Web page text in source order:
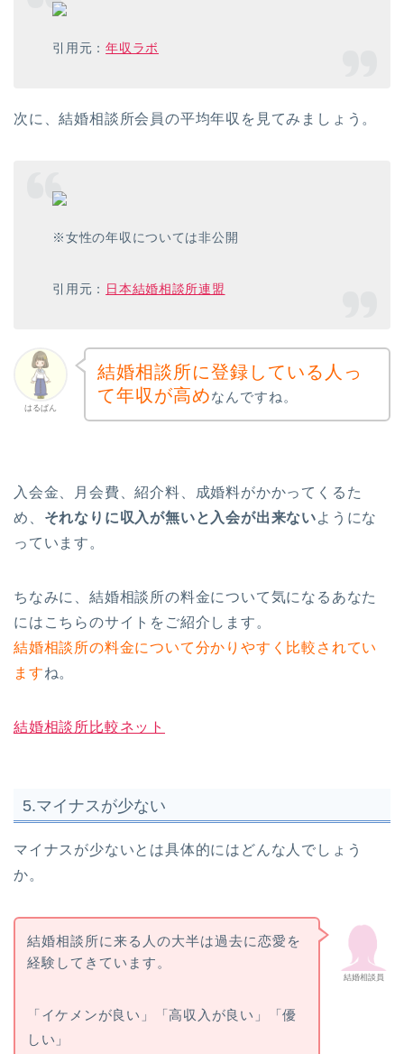
引用元：年収ラボ
次に、結婚相談所会員の平均年収を見てみましょう。
※女性の年収については非公開
引用元： 日本結婚相談所連盟
はるぱん
結婚相談所に登録している人っ
て年収が高めなんですね。
入会金、月会費、紹介料、成婚料がかかってくるた
め、 それなりに収入が無いと入会が出来ないようにな
っています。
ちなみに、結婚相談所の料金について気になるあなた
にはこちらのサイトをご紹介します。
結婚相談所の料金について分かりやすく比較されてい
ますね。
結婚相談所比較ネット
5.マイナスが少ない
マイナスが少ないとは具体的にはどんな人でしょう
か。
結婚相談員
結婚相談所に来る人の大半は過去に恋愛を
経験してきています。
「イケメンが良い」「高収入が良い」「優
しい」